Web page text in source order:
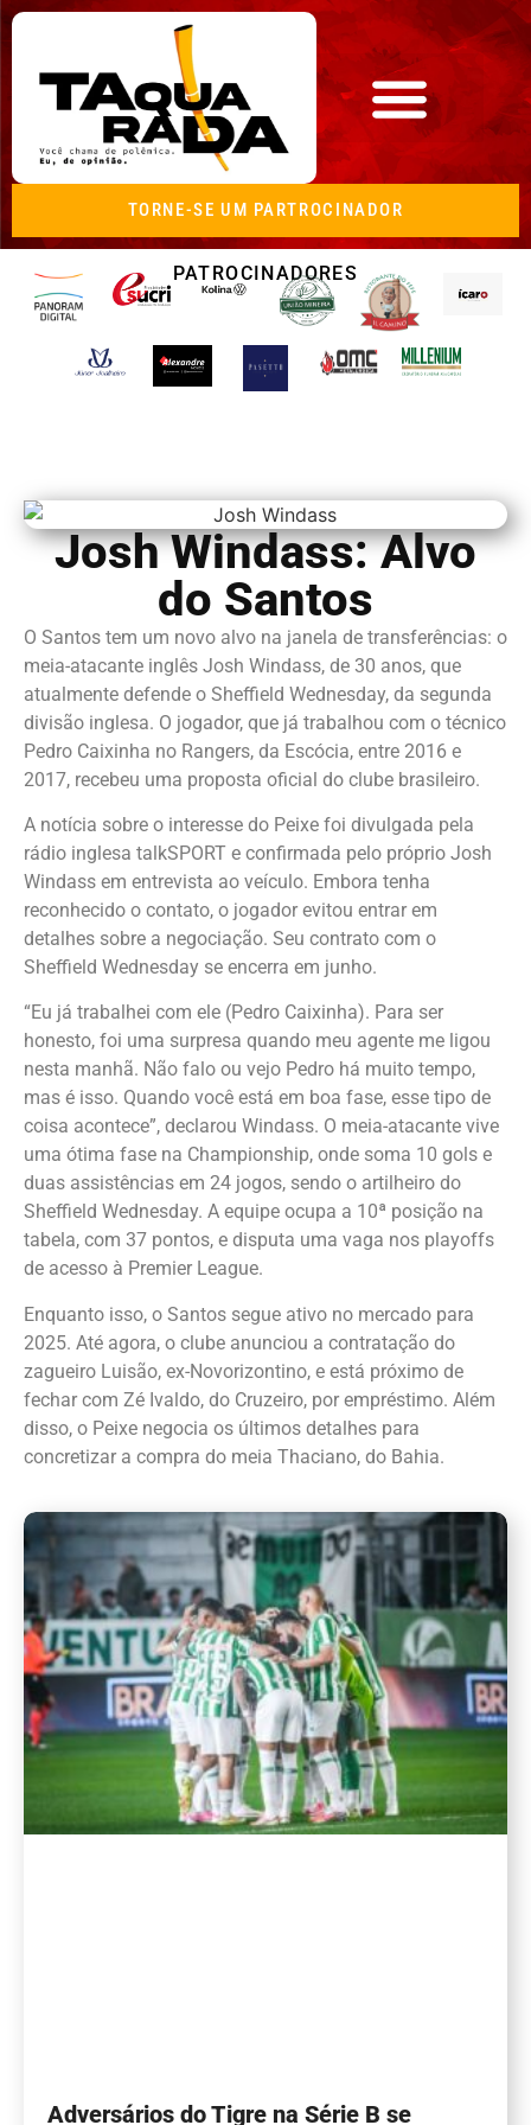
TORNE-SE UM PARTROCINADOR
PATROCINADORES
Josh Windass: Alvo
do Santos
O Santos tem um novo alvo na janela de transferências: o
meia-atacante inglês Josh Windass, de 30 anos, que
atualmente defende o Sheffield Wednesday, da segunda
divisão inglesa. O jogador, que já trabalhou com o técnico
Pedro Caixinha no Rangers, da Escócia, entre 2016 e
2017, recebeu uma proposta oficial do clube brasileiro.
A notícia sobre o interesse do Peixe foi divulgada pela
rádio inglesa talkSPORT e confirmada pelo próprio Josh
Windass em entrevista ao veículo. Embora tenha
reconhecido o contato, o jogador evitou entrar em
detalhes sobre a negociação. Seu contrato com o
Sheffield Wednesday se encerra em junho.
“Eu já trabalhei com ele (Pedro Caixinha). Para ser
honesto, foi uma surpresa quando meu agente me ligou
nesta manhã. Não falo ou vejo Pedro há muito tempo,
mas é isso. Quando você está em boa fase, esse tipo de
coisa acontece”, declarou Windass. O meia-atacante vive
uma ótima fase na Championship, onde soma 10 gols e
duas assistências em 24 jogos, sendo o artilheiro do
Sheffield Wednesday. A equipe ocupa a 10ª posição na
tabela, com 37 pontos, e disputa uma vaga nos playoffs
de acesso à Premier League.
Enquanto isso, o Santos segue ativo no mercado para
2025. Até agora, o clube anunciou a contratação do
zagueiro Luisão, ex-Novorizontino, e está próximo de
fechar com Zé Ivaldo, do Cruzeiro, por empréstimo. Além
disso, o Peixe negocia os últimos detalhes para
concretizar a compra do meia Thaciano, do Bahia.
Adversários do Tigre na Série B se